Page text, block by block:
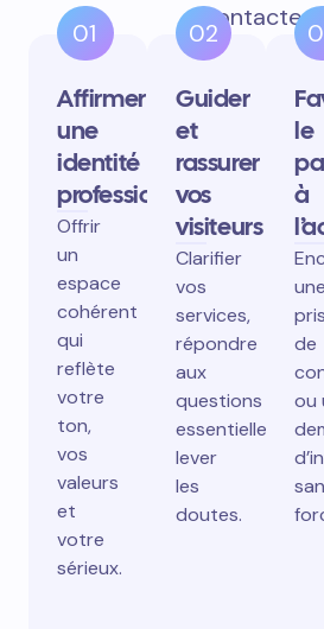
01
Affirmer
une
identité
professionnelle
Offrir
un
espace
cohérent
qui
reflète
votre
ton,
vos
valeurs
et
votre
sérieux.
02
Guider
et
rassurer
vos
visiteurs
Clarifier
vos
services,
répondre
aux
questions
essentielles,
lever
les
doutes.
le
à
une
de
ou